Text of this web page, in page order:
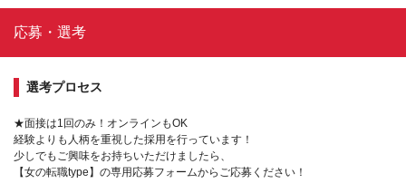
応募・選考
選考プロセス
★面接は1回のみ！オンラインもOK
経験よりも人柄を重視した採用を行っています！
少しでもご興味をお持ちいただけましたら、
【女の転職type】の専用応募フォームからご応募ください！